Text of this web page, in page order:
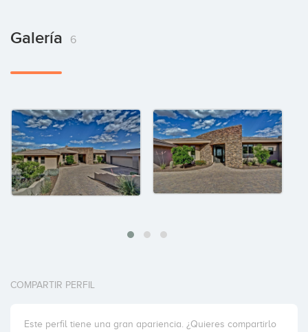
Galería 6
COMPARTIR PERFIL
Este perfil tiene una gran apariencia. ¿Quieres compartirlo